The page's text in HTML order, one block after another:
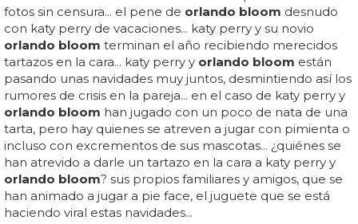
con el otro, pero de momento no sabemos si hubo más
que palabras y coqueteos en esa fiesta... ojalá un hijo de
estos dos @katyperry...